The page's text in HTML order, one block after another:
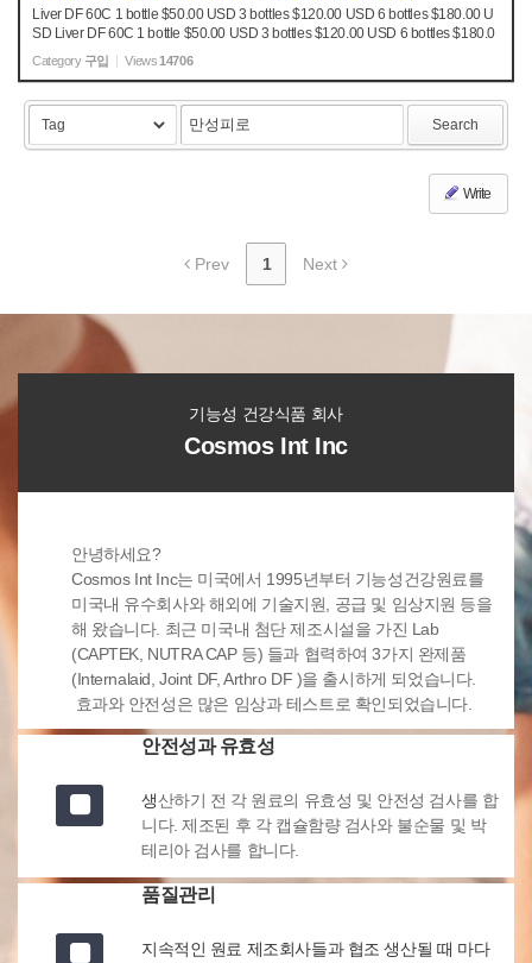
Liver DF 60C 1 bottle $50.00 USD 3 bottles $120.00 USD 6 bottles $180.00 U
SD Liver DF 60C 1 bottle $50.00 USD 3 bottles $120.00 USD 6 bottles $180.0
0 USD // 1. 아래에서 리버 DF 구입 병수 (1~6병)을 정합니다. (휴대폰번호 / 이
메일 주소필수 기...
Category 구입 Views14706
Search
Write
Prev 1 Next
기능성 건강식품 회사
Cosmos Int Inc
안녕하세요?
Cosmos Int Inc는 미국에서 1995년부터 기능성건강원료를
미국내 유수회사와 해외에 기술지원, 공급 및 임상지원 등을
해 왔습니다. 최근 미국내 첨단 제조시설을 가진 Lab
(CAPTEK, NUTRA CAP 등) 들과 협력하여 3가지 완제품
(Internalaid, Joint DF, Arthro DF )을 출시하게 되었습니다.
효과와 안전성은 많은 임상과 테스트로 확인되었습니다.
안전성과 유효성
생산하기 전 각 원료의 유효성 및 안전성 검사를 합
니다. 제조된 후 각 캡슐함량 검사와 불순물 및 박
테리아 검사를 합니다.
품질관리
지속적인 원료 제조회사들과 협조 생산될 때 마다